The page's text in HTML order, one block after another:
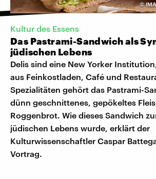
©
Kultur des Essens
Das Pastrami-Sandwich als
jüdischen Lebens
Delis sind eine New Yorker
aus Feinkostladen, Café und
Spezialitäten gehört das Pastrami-
dünn geschnittenes, gepökeltes
Roggenbrot. Wie dieses Sandwich
jüdischen Lebens wurde, erklärt der
Kulturwissenschaftler Caspar
Vortrag.